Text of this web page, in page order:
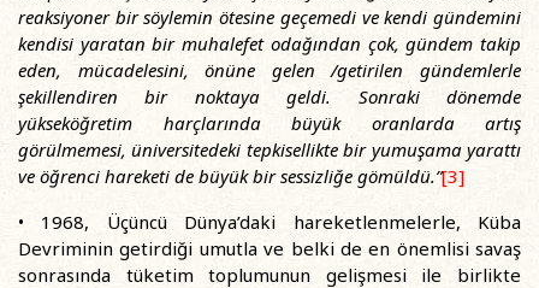
reaksiyoner bir söylemin ötesine geçemedi ve kendi gündemini
kendisi yaratan bir muhalefet odağından çok, gündem takip
eden, mücadelesini, önüne gelen /getirilen gündemlerle
şekillendiren bir noktaya geldi. Sonraki dönemde
yükseköğretim harçlarında büyük oranlarda artış
görülmemesi, üniversitedeki tepkisellikte bir yumuşama yarattı
ve öğrenci hareketi de büyük bir sessizliğe gömüldü.”[3]
• 1968, Üçüncü Dünya’daki hareketlenmelerle, Küba
Devriminin getirdiği umutla ve belki de en önemlisi savaş
sonrasında tüketim toplumunun gelişmesi ile birlikte